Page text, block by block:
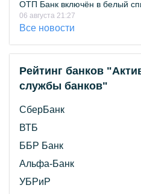
ОТП Банк включён в белый
06 августа 21:27
Все новости
Рейтинг банков
службы банков"
СберБанк
ВТБ
ББР Банк
Альфа-Банк
УБРиР